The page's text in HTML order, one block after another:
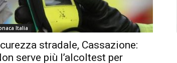
Italia
stradale, Cassazione:
serve più l’alcoltest per